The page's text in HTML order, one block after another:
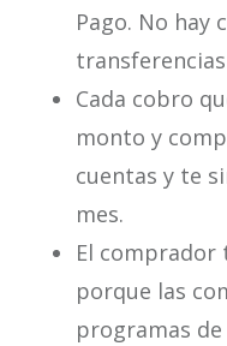
Pago. No
transferencias
Cada cobro
monto y
cuentas y te
mes.
El comprador
porque las
programas